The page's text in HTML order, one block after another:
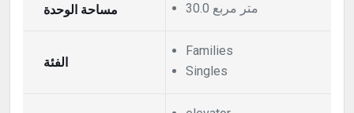
مساحة الوحدة 30.0 متر مربع
الفئة
Families
Singles